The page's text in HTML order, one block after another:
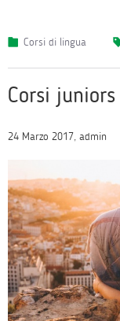
Corsi di lingua
Corsi
24 Marzo 2017, admin